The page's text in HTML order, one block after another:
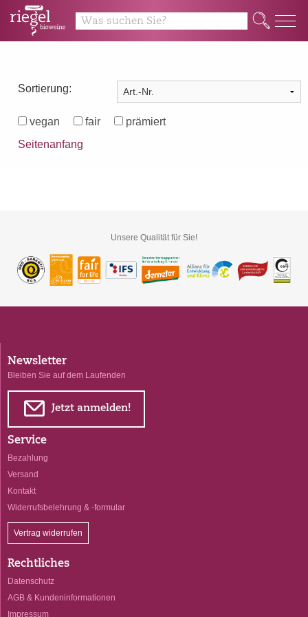
Q
Sortierung:
vegan fair
prämiert
Seitenanfang
Unsere Qualität für Sie!
Newsletter
Bleiben Sie auf dem Laufenden
E Jetzt anmelden!
Service
Bezahlung
Versand
Kontakt
Widerrufsbelehrung & -formular
Vertrag widerrufen
Rechtliches
Datenschutz
AGB & Kundeninformationen
Impressum